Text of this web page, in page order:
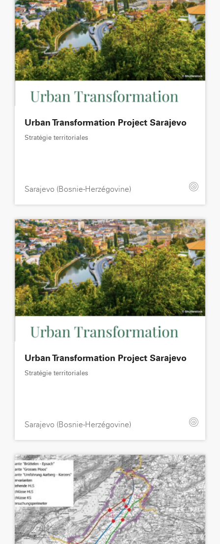
Urban Transformation Project Sarajevo
Stratégie territoriales
Sarajevo (Bosnie-Herzégovine)
Urban Transformation Project Sarajevo
Stratégie territoriales
Sarajevo (Bosnie-Herzégovine)